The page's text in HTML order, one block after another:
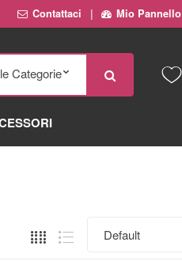
Contattaci Mio Pannello